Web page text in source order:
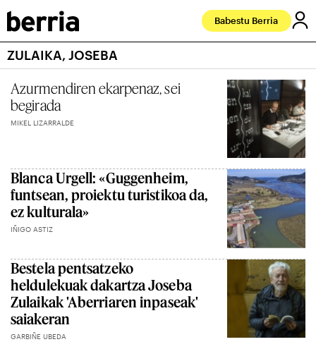
Babestu Berria
ZULAIKA, JOSEBA
Azurmendiren ekarpenaz, sei
begirada
MIKEL LIZARRALDE
Blanca Urgell: «Guggenheim,
funtsean, proiektu turistikoa da,
ez kulturala»
IÑIGO ASTIZ
Bestela pentsatzeko
heldulekuak dakartza Joseba
Zulaikak 'Aberriaren inpaseak'
saiakeran
GARBIÑE UBEDA